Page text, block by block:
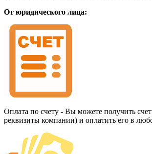
От юридического лица:
Оплата по счету - Вы можете получить
реквизиты компании) и оплатить его в